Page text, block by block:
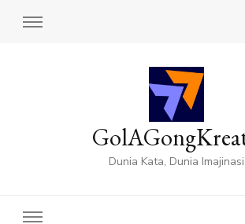
Dunia Kata, Dunia Imajinasi